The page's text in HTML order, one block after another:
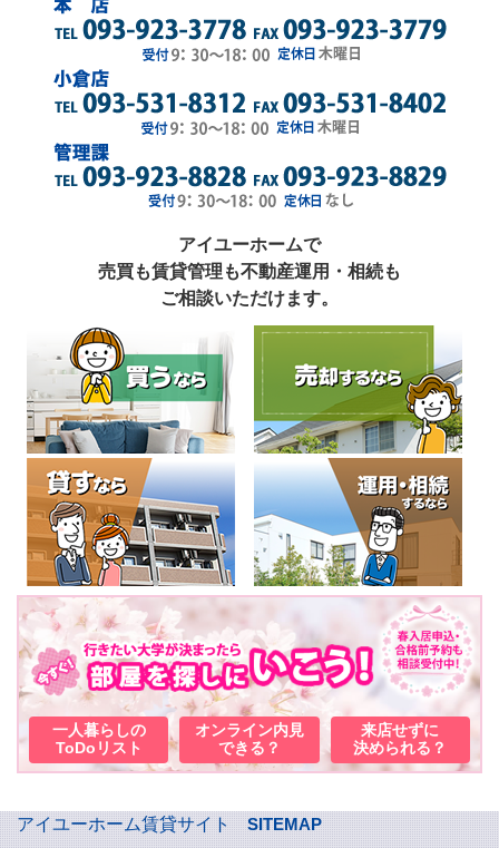
アイユーホームで
売買も賃貸管理も不動産運用・相続も
ご相談いただけます。
一人暮らしの
ToDoリスト
オンライン内見
できる？
来店せずに
決められる？
アイユーホーム賃貸サイト
SITEMAP